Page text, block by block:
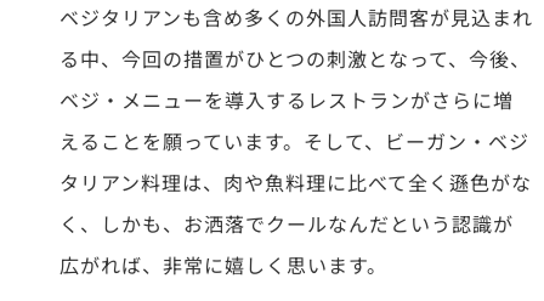
ベジタリアンも含め多くの外国人訪問客が見込まれ
る中、今回の措置がひとつの刺激となって、今後、
ベジ・メニューを導入するレストランがさらに増
えることを願っています。そして、ビーガン・ベジ
タリアン料理は、肉や魚料理に比べて全く遜色がな
く、しかも、お洒落でクールなんだという認識が
広がれば、非常に嬉しく思います。